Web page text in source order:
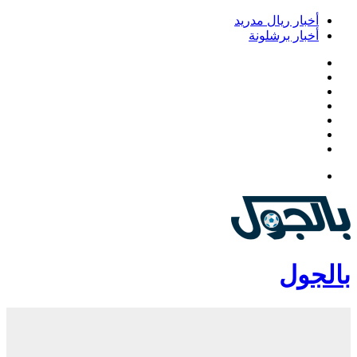
أخبار ريال مدريد
أخبار برشلونة
بالجول